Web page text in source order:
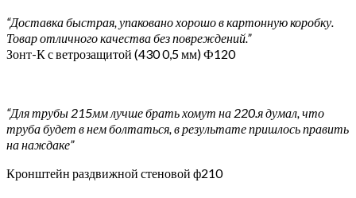
“Доставка быстрая, упаковано хорошо в картонную коробку.
Товар отличного качества без повреждений.”
Зонт-К с ветрозащитой (430 0,5 мм) Ф120
“Для трубы 215мм лучше брать хомут на 220.я думал, что
труба будет в нем болтаться, в результате пришлось править
на наждаке”
Кронштейн раздвижной стеновой ф210